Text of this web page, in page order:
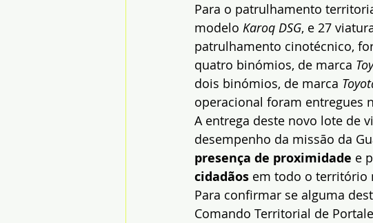
Para o patrulhamento
modelo Karoq DSG, e 27
patrulhamento cinotécnico,
quatro binómios, de marca
dois binómios, de marca
operacional foram entregues
A entrega deste novo lote de
desempenho da missão da
presença de proximidade e
cidadãos em todo o território
Para confirmar se alguma
Comando Territorial de